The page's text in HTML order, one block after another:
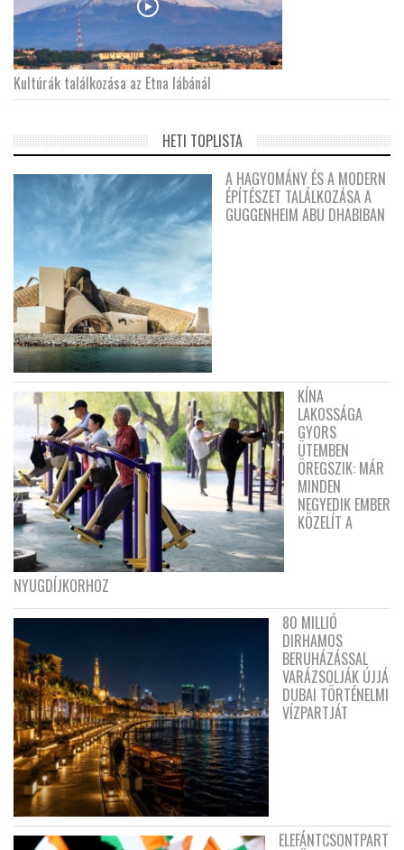
Kultúrák találkozása az Etna lábánál
HETI TOPLISTA
A HAGYOMÁNY ÉS A MODERN
ÉPÍTÉSZET TALÁLKOZÁSA A
GUGGENHEIM ABU DHABIBAN
KÍNA
LAKOSSÁGA
GYORS
ÜTEMBEN
ÖREGSZIK: MÁR
MINDEN
NEGYEDIK EMBER
KÖZELÍT A
NYUGDÍJKORHOZ
80 MILLIÓ
DIRHAMOS
BERUHÁZÁSSAL
VARÁZSOLJÁK ÚJJÁ
DUBAI TÖRTÉNELMI
VÍZPARTJÁT
ELEFÁNTCSONTPART